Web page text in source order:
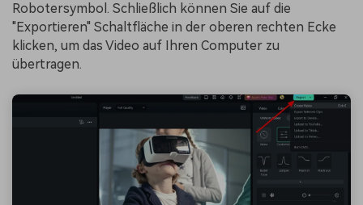
Robotersymbol. Schließlich können Sie auf die
"Exportieren" Schaltfläche in der oberen rechten Ecke
klicken, um das Video auf Ihren Computer zu
übertragen.